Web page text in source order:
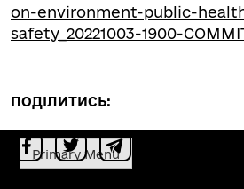
on-environment-public-
safety_20221003-1900-
ПОДІЛИТИСЬ:
Primary Menu